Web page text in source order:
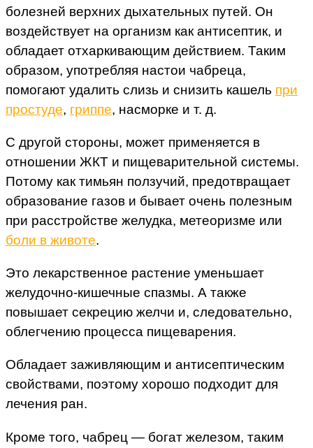
болезней верхних дыхательных путей. Он
воздействует на организм как антисептик, и
обладает отхаркивающим действием. Таким
образом, употребляя настои чабреца,
помогают удалить слизь и снизить кашель при
простуде, гриппе, насморке и т. д.
С другой стороны, может применяется в
отношении ЖКТ и пищеварительной системы.
Потому как тимьян ползучий, предотвращает
образование газов и бывает очень полезным
при расстройстве желудка, метеоризме или
боли в животе.
Это лекарственное растение уменьшает
желудочно-кишечные спазмы. А также
повышает секрецию желчи и, следовательно,
облегчению процесса пищеварения.
Обладает заживляющим и антисептическим
свойствами, поэтому хорошо подходит для
лечения ран.
Кроме того, чабрец — богат железом, таким